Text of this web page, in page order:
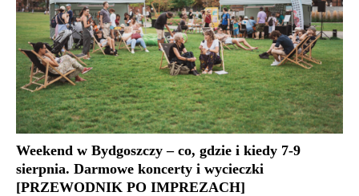
Weekend w Bydgoszczy – co, gdzie i kiedy 7-9
sierpnia. Darmowe koncerty i wycieczki
[PRZEWODNIK PO IMPREZACH]